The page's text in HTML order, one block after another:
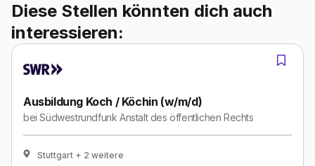
Diese Stellen könnten dich auch
interessieren:
Ausbildung Koch / Köchin (w/m/d)
beiSüdwestrundfunk Anstalt des öffentlichen Rechts
Stuttgart + 2 weitere